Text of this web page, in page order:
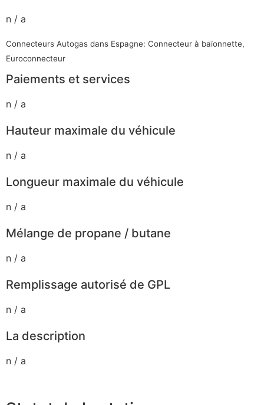
n / a
Connecteurs Autogas dans Espagne: Connecteur à baïonnette,
Euroconnecteur
Paiements et services
n / a
Hauteur maximale du véhicule
n / a
Longueur maximale du véhicule
n / a
Mélange de propane / butane
n / a
Remplissage autorisé de GPL
n / a
La description
n / a